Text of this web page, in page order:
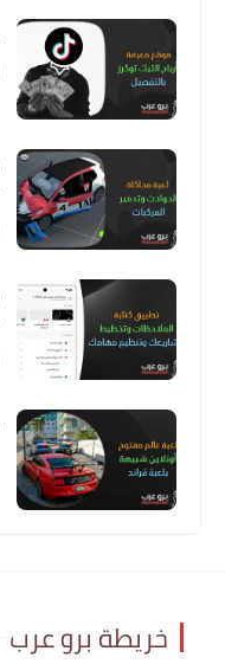
خريطة برو عرب